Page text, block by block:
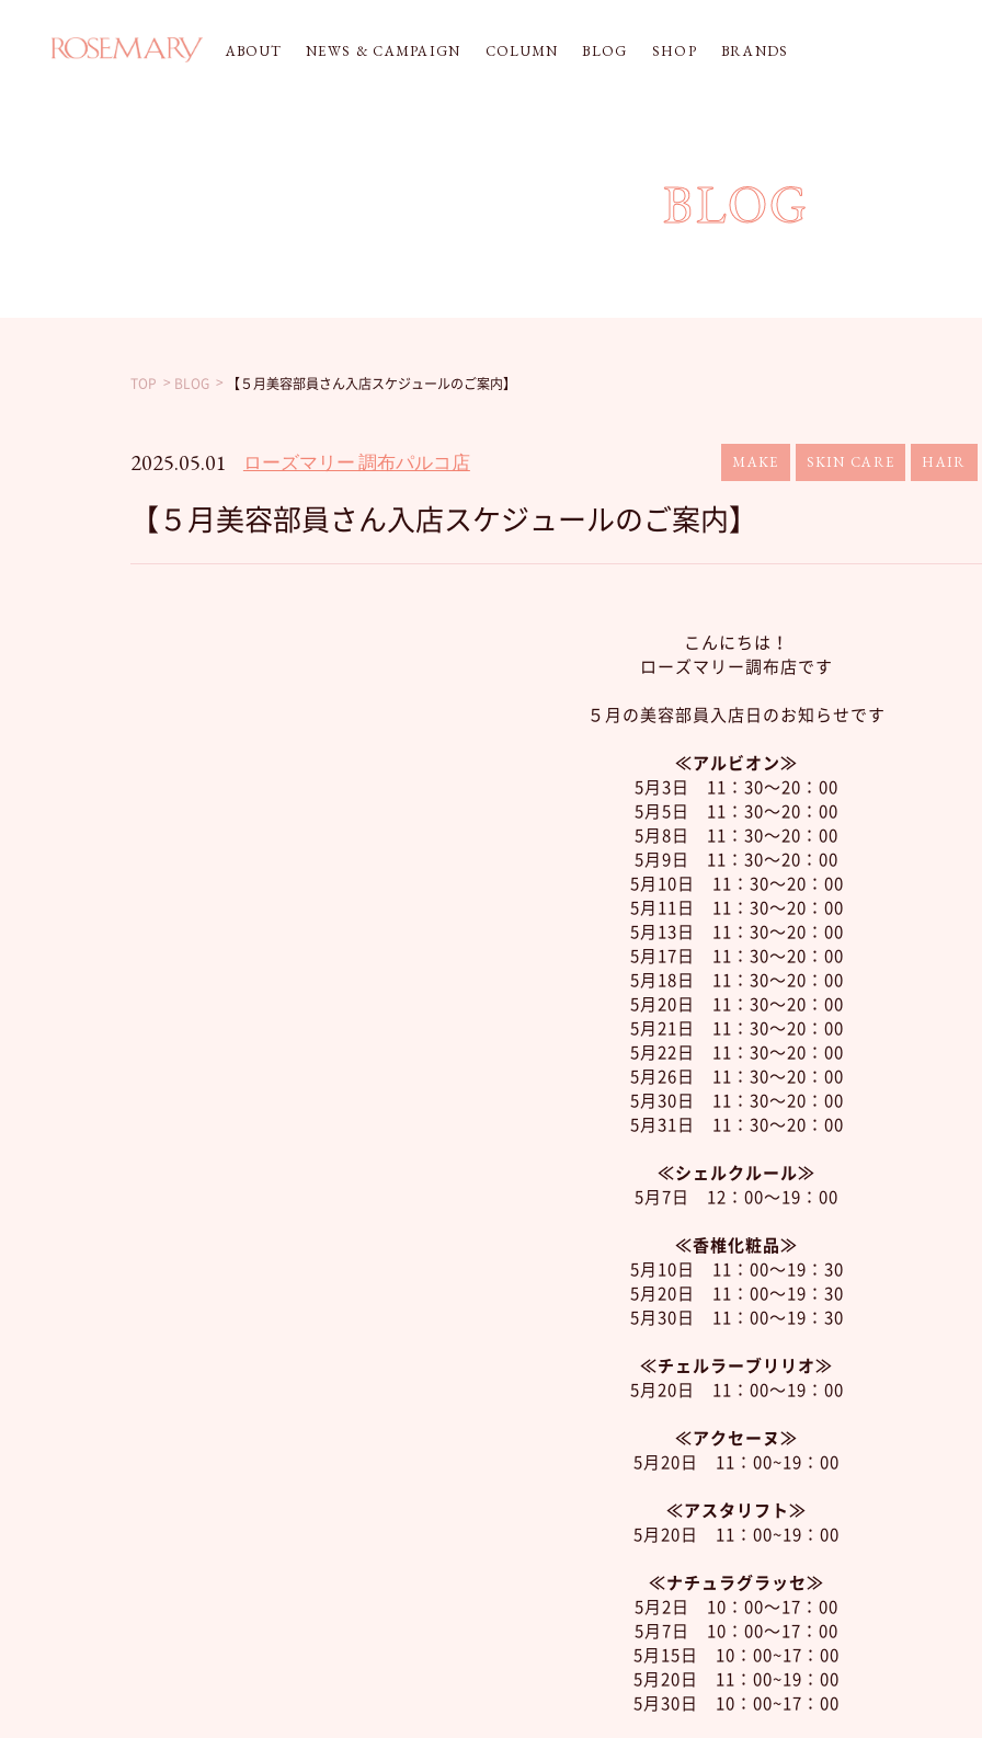
ABOUT NEWS & CAMPAIGN COLUMN BLOG SHOP BRANDS
BLOG
TOP BLOG 【５月美容部員さん入店スケジュールのご案内】
2025.05.01 ローズマリー 調布パルコ店 MAKE SKIN CARE HAIR
【５月美容部員さん入店スケジュールのご案内】
こんにちは！
ローズマリー調布店です
５月の美容部員入店日のお知らせです
≪アルビオン≫
5月3日 11：30～20：00
5月5日 11：30～20：00
5月8日 11：30～20：00
5月9日 11：30～20：00
5月10日 11：30～20：00
5月11日 11：30～20：00
5月13日 11：30～20：00
5月17日 11：30～20：00
5月18日 11：30～20：00
5月20日 11：30～20：00
5月21日 11：30～20：00
5月22日 11：30～20：00
5月26日 11：30～20：00
5月30日 11：30～20：00
5月31日 11：30～20：00
≪シェルクルール≫
5月7日 12：00～19：00
≪香椎化粧品≫
5月10日 11：00～19：30
5月20日 11：00～19：30
5月30日 11：00～19：30
≪チェルラーブリリオ≫
5月20日 11：00～19：00
≪アクセーヌ≫
5月20日 11：00~19：00
≪アスタリフト≫
5月20日 11：00~19：00
≪ナチュラグラッセ≫
5月2日 10：00～17：00
5月7日 10：00～17：00
5月15日 10：00~17：00
5月20日 11：00~19：00
5月30日 10：00~17：00